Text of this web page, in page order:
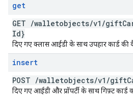
get
GET /walletobjects/v1 /gift
Id}
दिए गए क्लास आईडी के साथ उपहार कार्ड की
insert
POST /walletobjects/v1 /gift
दिए गए आईडी और प्रॉपर्टी के साथ गिफ़्ट कार्ड